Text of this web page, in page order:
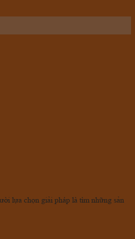
lựa chọn giải pháp là tìm những sản